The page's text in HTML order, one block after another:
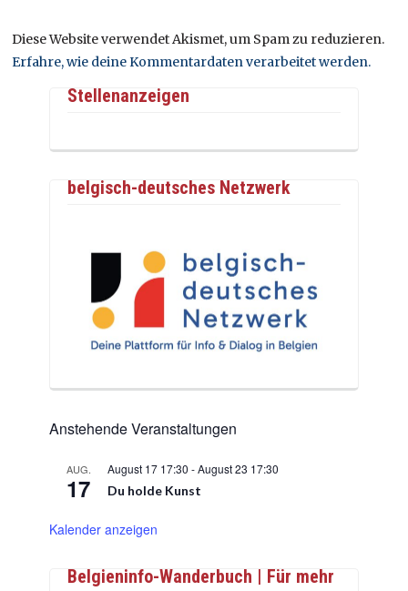
Diese Website verwendet Akismet, um Spam zu reduzieren.
Erfahre, wie deine Kommentardaten verarbeitet werden.
Stellenanzeigen
belgisch-deutsches Netzwerk
Anstehende Veranstaltungen
AUG.
17
August 17 17:30 -August 23 17:30
Du holde Kunst
Kalender anzeigen
Belgieninfo-Wanderbuch | Für mehr